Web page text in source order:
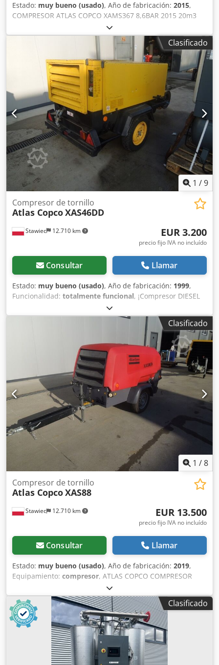
Estado: muy bueno (usado), Año de fabricación: 2015,
COMPRESOR ATLAS COPCO XAMS367 8,6BAR 2015 20m3
Csdpfx Aksu U A T Sj Esrf Compresor portátil ATLAS COPCO
XAMS367, ¡máquina después de un servicio completo!
Datos técnicos: Caudal: 20,20 m3/min; Presión de trabajo:
8,6 bar; Año de fabricación: 2015; Motor: MERCEDES Horas
de funcionamiento: 4023h El compresor está
completamente operativo, listo para trabajar, con garantía.
¡La máquina está en estado impecable! A continuación se
encuentra un enlace a un vídeo que muestra el
funcionamiento de la máquina.
Clasificado
1 /9
Stawiec 12.710 km
Compresor de tornillo
Atlas CopcoXAS46DD
EUR 3.200
precio fijo IVA no incluído
Consultar Llamar
Estado: muy bueno (usado), Año de fabricación: 1999,
Funcionalidad: totalmente funcional, ¡Compresor DIESEL
ATLAS COPCO XAS46DD después del mantenimiento!
Compresor matriculado en Polonia. Datos técnicos:
capacidad: 2,60 m3/min; presión de trabajo: 7 Bar; motor:
DEUTZ F2M1011 horas de funcionamiento: 1355 h!!! El
compresor está completamente operativo, listo para
trabajar, con garantía. Codox A T D Sspfx Ak Esrf Precio
neto: 13.500 PLN Precio bruto: 16.605 PLN
Clasificado
1 /8
Stawiec 12.710 km
Compresor de tornillo
Atlas CopcoXAS88
EUR 13.500
precio fijo IVA no incluído
Consultar Llamar
Estado: muy bueno (usado), Año de fabricación: 2019,
Equipamiento: compresor, ATLAS COPCO COMPRESOR
XAS88 5.2m3 2019 Compresor DIESEL ATLAS COPCO XAS 88
totalmente revisado. Datos técnicos: capacidad 5.20
m3/min; presión de trabajo 7 Bar; año de producción 2019;
Motor KUBOTA ¡¡¡kilometraje 1519h!!! compresor
totalmente operativo Credpfx Ajrdf Swok Esf precio neto:
58800 zł precio bruto: 72324 zł A continuación se muestra
un enlace a un video que muestra el trabajo de la
Clasificado